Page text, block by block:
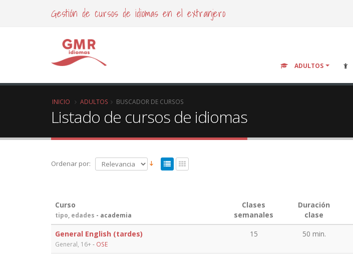
Gestión de cursos de idiomas en el extranjero
ADULTOS
INICIO ADULTOS BUSCADOR DE CURSOS
Listado de cursos de idiomas
Ordenar por:
Curso
tipo, edades - academia
Clases
semanales
Duración
clase
General English (tardes)
General, 16+- OSE
15 50 min.